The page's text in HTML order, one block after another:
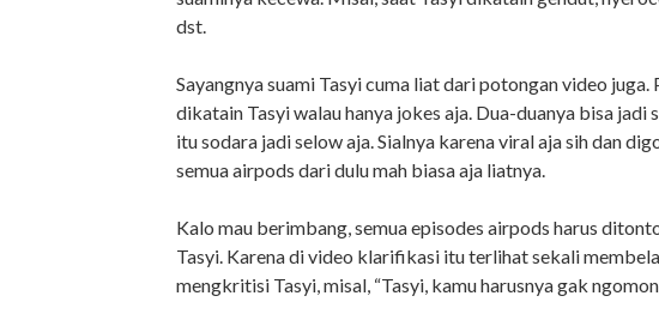
dst.
Sayangnya suami Tasyi cuma liat dari potongan video juga.
dikatain Tasyi walau hanya jokes aja. Dua-duanya bisa jadi
itu sodara jadi selow aja. Sialnya karena viral aja sih dan
semua airpods dari dulu mah biasa aja liatnya.
Kalo mau berimbang, semua episodes airpods harus
Tasyi. Karena di video klarifikasi itu terlihat sekali
mengkritisi Tasyi, misal, “Tasyi, kamu harusnya gak